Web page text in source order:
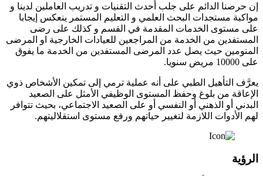
إن حرصنا الدائم على جلب أحدث التقنيات و تدريب العاملين لدينا و
مواكبة مستجدات البحث العلمي و التعليم المستمر ينعكس إيجابا
على مستوى الخدمات المقدمة في القسم و كذلك على رضى
المستفدين من الخدمة من المراجعين للعيادات الخارجية او المرضى
المنومين حيث يصل عدد المرضى المستفدين من الخدمة ما يفوق
على 10000 مريض سنويا.
يعرَّف التأهيل الطبي على أنه عملية ترمي إلى تمكين الأشخاص ذوي
الإعاقة من بلوغ وحفظ المستوى الوظيفي الأمثل على الصعيد
البدني أو الذهني أو النفسي أو على الصعيد الاجتماعي، بحيث تتوافر
لهم الأدوات اللازمة لتغيير حياتهم ورفع مستوى استقلاليتهم.
الرؤية